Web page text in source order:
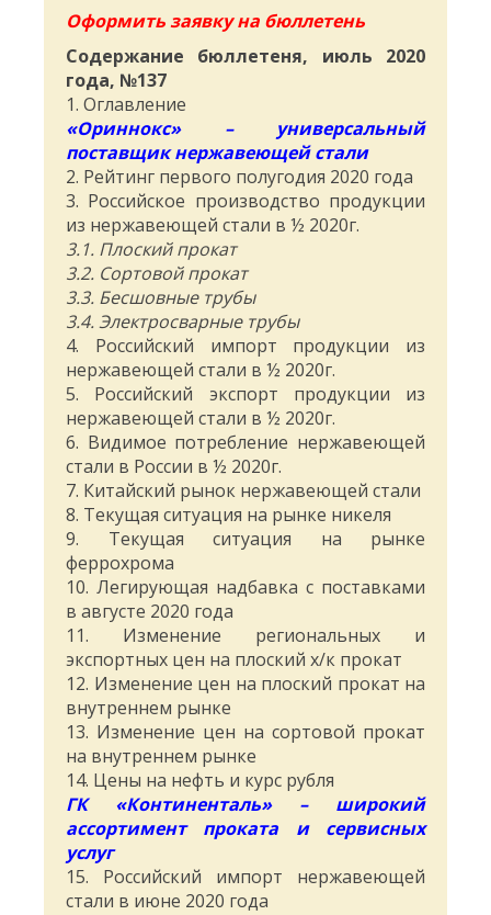
Оформить заявку на бюллетень
Содержание бюллетеня, июль 2020
года, №137
1. Оглавление
«Ориннокс» – универсальный
поставщик нержавеющей стали
2. Рейтинг первого полугодия 2020 года
3. Российское производство продукции
из нержавеющей стали в ½ 2020г.
3.1. Плоский прокат
3.2. Сортовой прокат
3.3. Бесшовные трубы
3.4. Электросварные трубы
4. Российский импорт продукции из
нержавеющей стали в ½ 2020г.
5. Российский экспорт продукции из
нержавеющей стали в ½ 2020г.
6. Видимое потребление нержавеющей
стали в России в ½ 2020г.
7. Китайский рынок нержавеющей стали
8. Текущая ситуация на рынке никеля
9. Текущая ситуация на рынке
феррохрома
10. Легирующая надбавка с поставками
в августе 2020 года
11. Изменение региональных и
экспортных цен на плоский х/к прокат
12. Изменение цен на плоский прокат на
внутреннем рынке
13. Изменение цен на сортовой прокат
на внутреннем рынке
14. Цены на нефть и курс рубля
ГК «Континенталь» – широкий
ассортимент проката и сервисных
услуг
15. Российский импорт нержавеющей
стали в июне 2020 года